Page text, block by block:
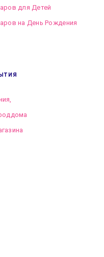
для Детей
на День Рождения